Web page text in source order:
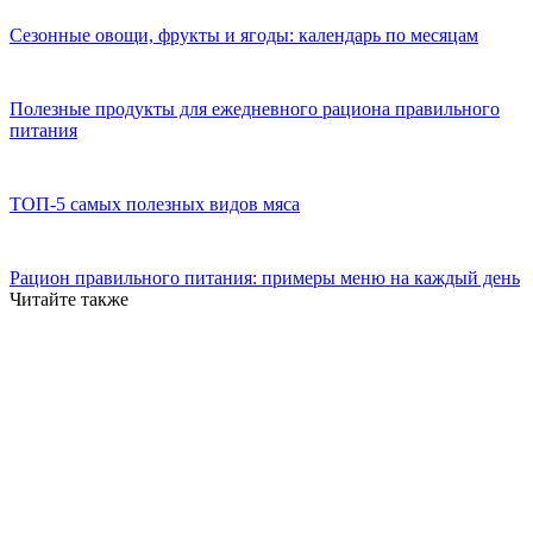
Сезонные овощи, фрукты и ягоды: календарь по месяцам
Полезные продукты для ежедневного рациона правильного
питания
ТОП-5 самых полезных видов мяса
Рацион правильного питания: примеры меню на каждый день
Читайте также